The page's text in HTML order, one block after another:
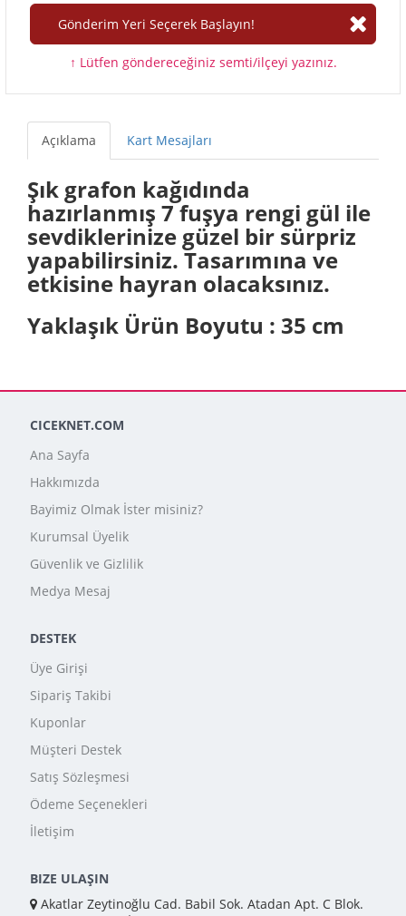
↑ Lütfen göndereceğiniz semti/ilçeyi yazınız.
Açıklama Kart Mesajları
Şık grafon kağıdında
hazırlanmış 7 fuşya rengi gül ile
sevdiklerinize güzel bir sürpriz
yapabilirsiniz. Tasarımına ve
etkisine hayran olacaksınız.
Yaklaşık Ürün Boyutu : 35 cm
CICEKNET.COM
Ana Sayfa
Hakkımızda
Bayimiz Olmak İster misiniz?
Kurumsal Üyelik
Güvenlik ve Gizlilik
Medya Mesaj
DESTEK
Üye Girişi
Sipariş Takibi
Kuponlar
Müşteri Destek
Satış Sözleşmesi
Ödeme Seçenekleri
İletişim
BIZE ULAŞIN
Akatlar Zeytinoğlu Cad. Babil Sok. Atadan Apt. C Blok.